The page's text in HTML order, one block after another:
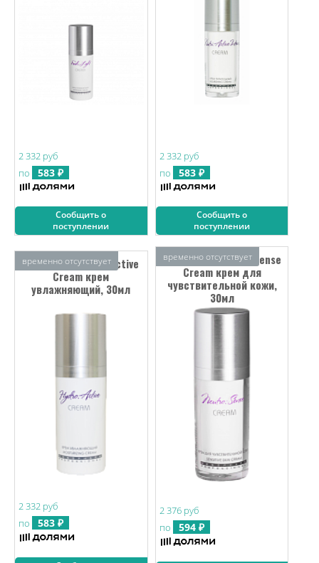
2 332 руб
по
583 ₽
Сообщить о
поступлении
2 332 руб
по
583 ₽
Сообщить о
поступлении
Mesopharm Hydro:Active
Cream крем
увлажняющий, 30мл
2 332 руб
по
583 ₽
временно отсутствует
Mesopharm Neutro:Sense
Cream крем для
чувствительной кожи,
30мл
2 376 руб
по
594 ₽
временно отсутствует